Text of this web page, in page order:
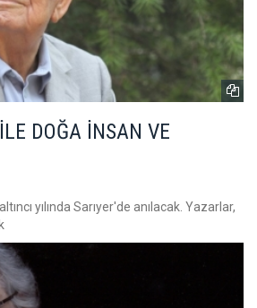
DOĞA İNSAN VE
yılında Sarıyer'de anılacak. Yazarlar,